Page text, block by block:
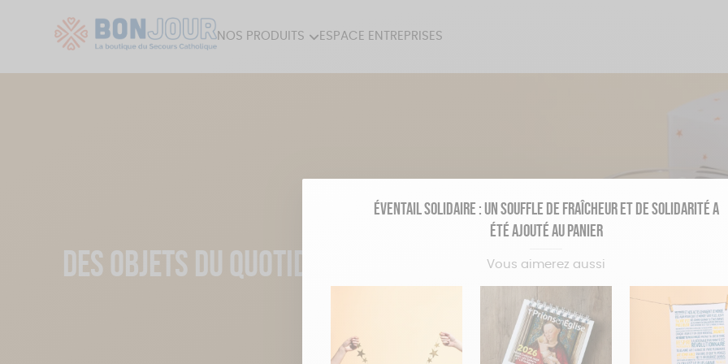
NOS PRODUITS ESPACE ENTREPRISES
DES OBJETS DU QUOTIDIEN ÉCO-CONÇUS
Éventail Solidaire : un souffle de fraîcheur et de solidarité a
été ajouté au panier
Vous aimerez aussi